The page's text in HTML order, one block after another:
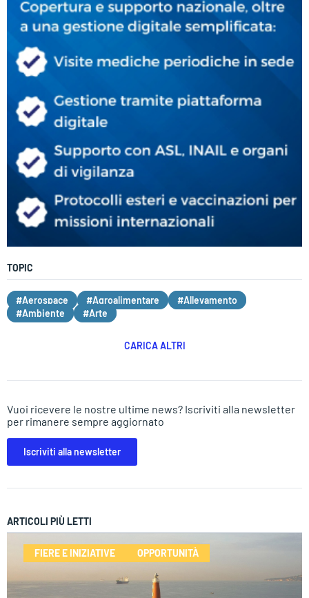
TOPIC
#Aerospace #Agroalimentare
#Allevamento
#Ambiente
#Arte
CARICA ALTRI
Vuoi ricevere le nostre ultime news? Iscriviti alla newsletter
per rimanere sempre aggiornato
Iscriviti alla newsletter
ARTICOLI PIÙ LETTI
FIERE E INIZIATIVE OPPORTUNITÀ